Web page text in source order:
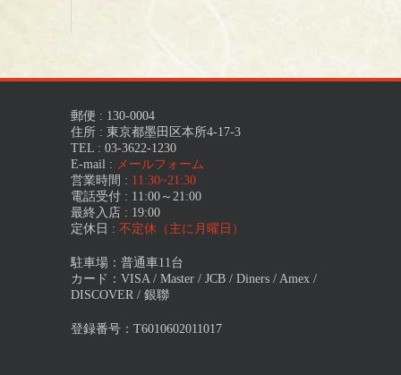
郵便 : 130-0004
住所 : 東京都墨田区本所4-17-3
TEL : 03-3622-1230
E-mail : メールフォーム
営業時間 : 11:30~21:30
電話受付 : 11:00～21:00
最終入店 : 19:00
定休日 : 不定休（主に月曜日）
駐車場：普通車11台
カード：VISA / Master / JCB / Diners / Amex /
DISCOVER / 銀聯
登録番号：T6010602011017